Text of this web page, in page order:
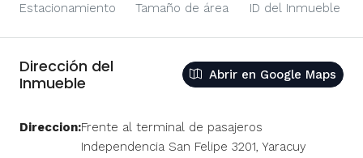
Estacionamiento
Tamaño de área
ID del Inmueble
Dirección del
Inmueble
Abrir en Google Maps
Direccion:Frente al terminal de pasajeros
Independencia San Felipe 3201, Yaracuy